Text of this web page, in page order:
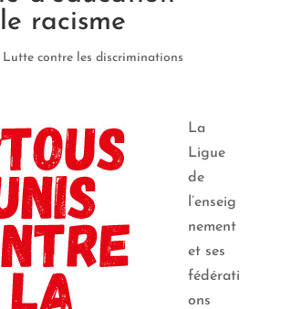
racisme
Lutte contre les discriminations
La
Ligue
de
l’enseig
nement
et ses
fédérati
ons